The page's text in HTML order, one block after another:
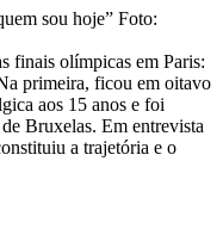
sou hoje” Foto:
finais olímpicas em Paris:
primeira, ficou em oitavo
aos 15 anos e foi
Bruxelas. Em entrevista
a trajetória e o